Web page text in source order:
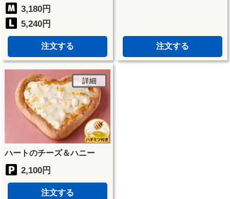
3,180円
5,240円
注文する 注文する
詳細
ハートのチーズ＆ハニー
2,100円
注文する